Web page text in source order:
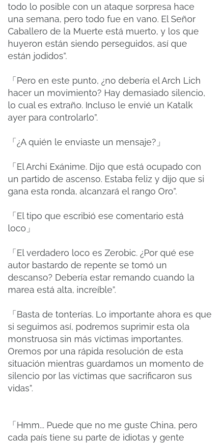
todo lo posible con un ataque sorpresa hace
una semana, pero todo fue en vano. El Señor
Caballero de la Muerte está muerto, y los que
huyeron están siendo perseguidos, así que
están jodidos”.
「Pero en este punto, ¿no debería el Arch Lich
hacer un movimiento? Hay demasiado silencio,
lo cual es extraño. Incluso le envié un Katalk
ayer para controlarlo”.
「¿A quién le enviaste un mensaje?」
「El Archi Exánime. Dijo que está ocupado con
un partido de ascenso. Estaba feliz y dijo que si
gana esta ronda, alcanzará el rango Oro”.
「El tipo que escribió ese comentario está
loco」
「El verdadero loco es Zerobic. ¿Por qué ese
autor bastardo de repente se tomó un
descanso? Debería estar remando cuando la
marea está alta, increíble”.
「Basta de tonterías. Lo importante ahora es que
si seguimos así, podremos suprimir esta ola
monstruosa sin más víctimas importantes.
Oremos por una rápida resolución de esta
situación mientras guardamos un momento de
silencio por las víctimas que sacrificaron sus
vidas”.
「Hmm... Puede que no me guste China, pero
cada país tiene su parte de idiotas y gente